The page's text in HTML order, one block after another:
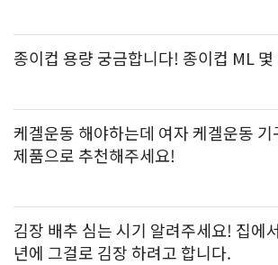
종이컵 용량 궁금합니다! 종이컵 ML
케겔운동 해야하는데 여자 케겔운동 기
제품으로 추천해주세요!
김장 배추 심는 시기 알려주세요! 집에
년에 그걸로 김장 하려고 합니다.